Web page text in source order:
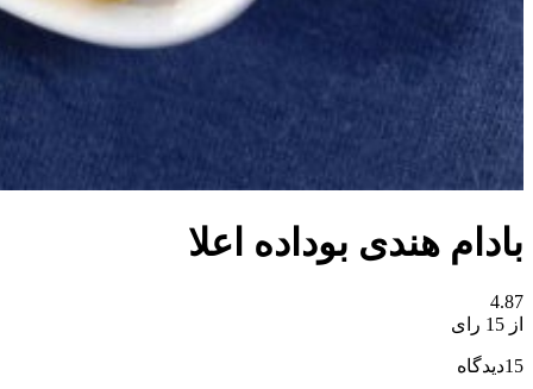
بادام هندی بوداده اعلا
4.87
از 15 رای
15دیدگاه